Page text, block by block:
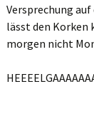
Versprechung
lässt den Korken
morgen nicht